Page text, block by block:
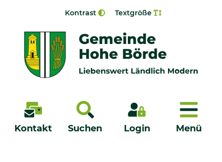
Kontrast Textgröße
Kontakt Suchen Login Menü
Menü